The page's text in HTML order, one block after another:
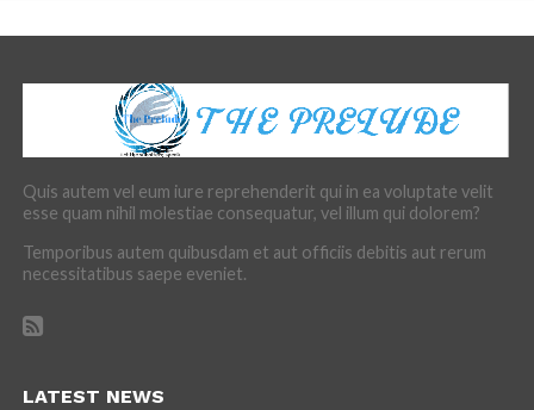
Quis autem vel eum iure reprehenderit qui in ea voluptate velit
esse quam nihil molestiae consequatur, vel illum qui dolorem?
Temporibus autem quibusdam et aut officiis debitis aut rerum
necessitatibus saepe eveniet.
LATEST NEWS